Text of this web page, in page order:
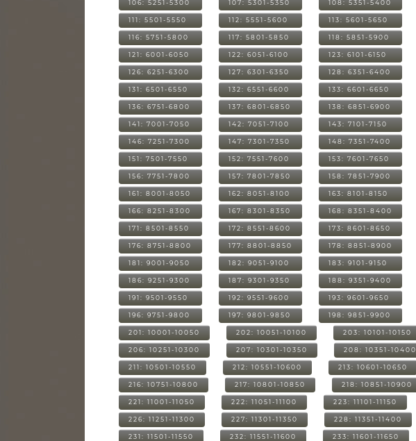
106: 5251-5300 107: 5301-5350 108: 5351-5400
111: 5501-5550 112: 5551-5600 113: 5601-5650
116: 5751-5800 117: 5801-5850 118: 5851-5900
121: 6001-6050 122: 6051-6100 123: 6101-6150
126: 6251-6300 127: 6301-6350 128: 6351-6400
131: 6501-6550 132: 6551-6600 133: 6601-6650
136: 6751-6800 137: 6801-6850 138: 6851-6900
141: 7001-7050 142: 7051-7100 143: 7101-7150
146: 7251-7300 147: 7301-7350 148: 7351-7400
151: 7501-7550 152: 7551-7600 153: 7601-7650
156: 7751-7800 157: 7801-7850 158: 7851-7900
161: 8001-8050 162: 8051-8100 163: 8101-8150
166: 8251-8300 167: 8301-8350 168: 8351-8400
171: 8501-8550 172: 8551-8600 173: 8601-8650
176: 8751-8800 177: 8801-8850 178: 8851-8900
181: 9001-9050 182: 9051-9100 183: 9101-9150
186: 9251-9300 187: 9301-9350 188: 9351-9400
191: 9501-9550 192: 9551-9600 193: 9601-9650
196: 9751-9800 197: 9801-9850 198: 9851-9900
201: 10001-10050 202: 10051-10100 203: 10101-10150
206: 10251-10300 207: 10301-10350 208: 10351-10400
211: 10501-10550 212: 10551-10600 213: 10601-10650
216: 10751-10800 217: 10801-10850 218: 10851-10900
221: 11001-11050 222: 11051-11100 223: 11101-11150
226: 11251-11300 227: 11301-11350 228: 11351-11400
231: 11501-11550 232: 11551-11600 233: 11601-11650